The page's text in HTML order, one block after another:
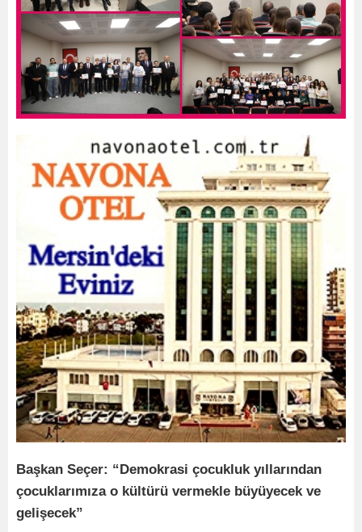
Başkan Seçer: “Demokrasi çocukluk yıllarından
çocuklarımıza o kültürü vermekle büyüyecek ve
gelişecek”